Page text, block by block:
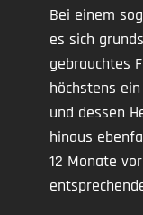
Bei einem
es sich
gebrauchtes
höchstens
und dessen
hinaus
12 Monate